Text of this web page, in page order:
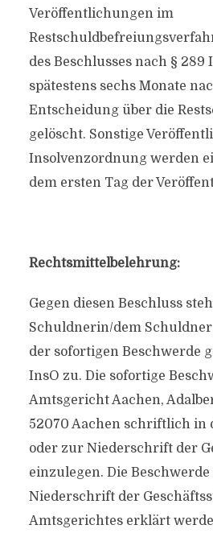
Veröffentlichungen im
des Beschlusses nach § 289
spätestens sechs Monate
Entscheidung über die
gelöscht. Sonstige
Insolvenzordnung werden
dem ersten Tag der
Rechtsmittelbelehrung:
Gegen diesen Beschluss
Schuldnerin/dem
der sofortigen Beschwerde
InsO zu. Die sofortige
Amtsgericht Aachen,
52070 Aachen schriftlich in
oder zur Niederschrift der
einzulegen. Die
Niederschrift der
Amtsgerichtes erklärt